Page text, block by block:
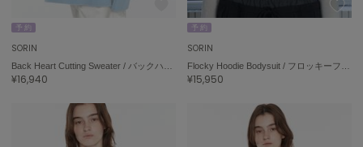
予 約
SORIN
¥16,940
予 約
SORIN
¥15,950